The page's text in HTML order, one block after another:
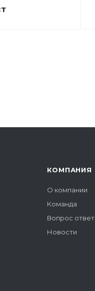
КОМПАНИЯ
О компании
Команда
Вопрос ответ
Новости